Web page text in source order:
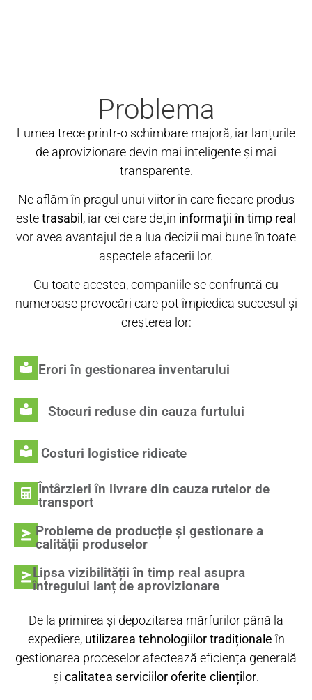
Problema
Lumea trece printr-o schimbare majoră, iar lanțurile
de aprovizionare devin mai inteligente și mai
transparente.
Ne aflăm în pragul unui viitor în care fiecare produs
estetrasabil , iar cei care dețin informații în timp real
vor avea avantajul de a lua decizii mai bune în toate
aspectele afacerii lor.
Cu toate acestea, companiile se confruntă cu
numeroase provocări care pot împiedica succesul și
creșterea lor:
Erori în gestionarea inventarului
Stocuri reduse din cauza furtului
Costuri logistice ridicate
Întârzieri în livrare din cauza rutelor de
transport
Probleme de producție și gestionare a
calității produselor
Lipsa vizibilității în timp real asupra
întregului lanț de aprovizionare
De la primirea și depozitarea mărfurilor până la
expediere, utilizarea tehnologiilor tradiționaleîn
gestionarea proceselor afectează eficiența generală
și calitatea serviciilor oferite clienților.